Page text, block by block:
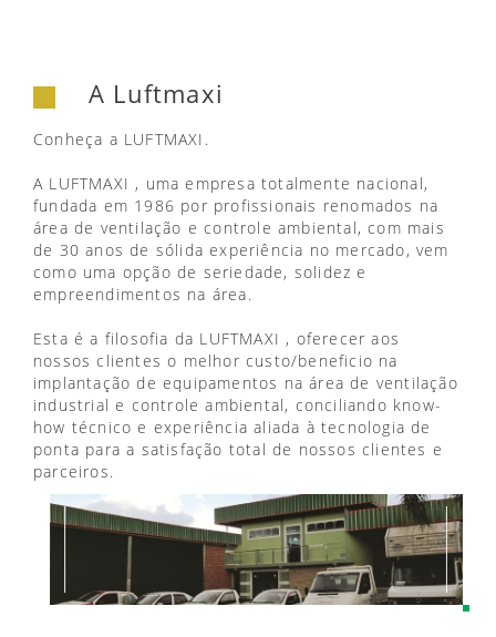
A Luftmaxi
Conheça a LUFTMAXI.
A LUFTMAXI , uma empresa totalmente nacional,
fundada em 1986 por profissionais renomados na
área de ventilação e controle ambiental, com mais
de 30 anos de sólida experiência no mercado, vem
como uma opção de seriedade, solidez e
empreendimentos na área.
Esta é a filosofia da LUFTMAXI , oferecer aos
nossos clientes o melhor custo/beneficio na
implantação de equipamentos na área de ventilação
industrial e controle ambiental, conciliando know-
how técnico e experiência aliada à tecnologia de
ponta para a satisfação total de nossos clientes e
parceiros.